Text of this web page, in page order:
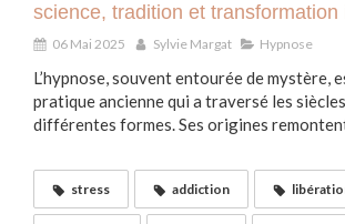
science, tradition et transformation
06 Mai 2025 Sylvie Margat Hypnose
L’hypnose, souvent entourée de mystère,
pratique ancienne qui a traversé les
différentes formes. Ses origines remontent
stress addiction